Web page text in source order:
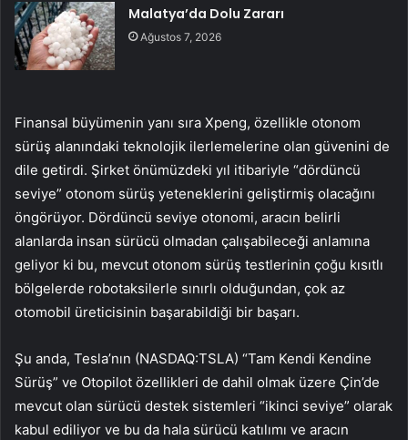
Malatya’da Dolu Zararı
Ağustos 7, 2026
Finansal büyümenin yanı sıra Xpeng, özellikle otonom
sürüş alanındaki teknolojik ilerlemelerine olan güvenini de
dile getirdi. Şirket önümüzdeki yıl itibariyle “dördüncü
seviye” otonom sürüş yeteneklerini geliştirmiş olacağını
öngörüyor. Dördüncü seviye otonomi, aracın belirli
alanlarda insan sürücü olmadan çalışabileceği anlamına
geliyor ki bu, mevcut otonom sürüş testlerinin çoğu kısıtlı
bölgelerde robotaksilerle sınırlı olduğundan, çok az
otomobil üreticisinin başarabildiği bir başarı.
Şu anda, Tesla’nın (NASDAQ:TSLA) “Tam Kendi Kendine
Sürüş” ve Otopilot özellikleri de dahil olmak üzere Çin’de
mevcut olan sürücü destek sistemleri “ikinci seviye” olarak
kabul ediliyor ve bu da hala sürücü katılımı ve aracın